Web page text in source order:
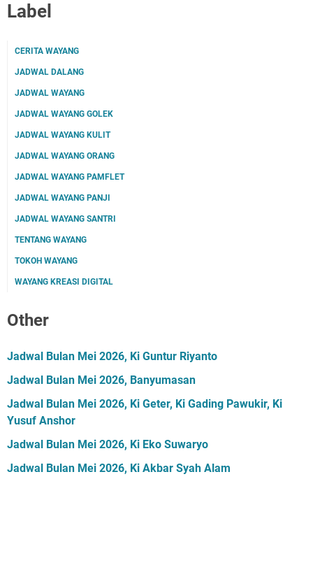
Label
CERITA WAYANG
JADWAL DALANG
JADWAL WAYANG
JADWAL WAYANG GOLEK
JADWAL WAYANG KULIT
JADWAL WAYANG ORANG
JADWAL WAYANG PAMFLET
JADWAL WAYANG PANJI
JADWAL WAYANG SANTRI
TENTANG WAYANG
TOKOH WAYANG
WAYANG KREASI DIGITAL
Other
Jadwal Bulan Mei 2026, Ki Guntur Riyanto
Jadwal Bulan Mei 2026, Banyumasan
Jadwal Bulan Mei 2026, Ki Geter, Ki Gading Pawukir, Ki
Yusuf Anshor
Jadwal Bulan Mei 2026, Ki Eko Suwaryo
Jadwal Bulan Mei 2026, Ki Akbar Syah Alam